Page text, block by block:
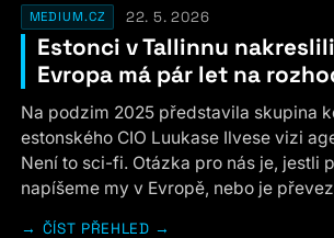
MEDIUM.CZ 22. 5. 2026
Estonci v Tallinnu
Evropa má pár let na
Na podzim 2025 představila skupina
estonského CIO Luukase Ilvese vizi
Není to sci-fi. Otázka pro nás je, jestli
napíšeme my v Evropě, nebo je
ČÍST PŘEHLED →